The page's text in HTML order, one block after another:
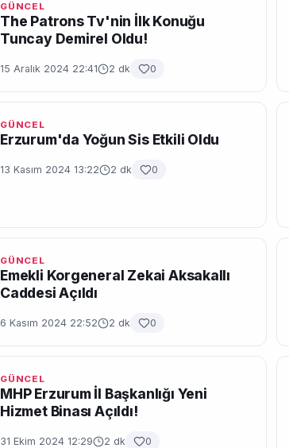
GÜNCEL
The Patrons Tv'nin İlk Konuğu
Tuncay Demirel Oldu!
15 Aralık 2024 22:41 2 dk 0
GÜNCEL
Erzurum'da Yoğun Sis Etkili Oldu
13 Kasım 2024 13:22 2 dk 0
GÜNCEL
Emekli Korgeneral Zekai Aksakallı
Caddesi Açıldı
6 Kasım 2024 22:52 2 dk 0
GÜNCEL
MHP Erzurum İl Başkanlığı Yeni
Hizmet Binası Açıldı!
31 Ekim 2024 12:29 2 dk 0